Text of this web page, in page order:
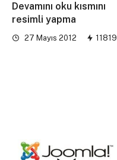
Devamını oku kısmını
resimli yapma
27 Mayıs 2012 11819